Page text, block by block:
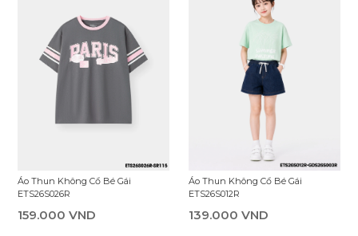
Áo Thun Không Cổ Bé Gái
ETS26S026R
159.000 VND
Áo Thun Không Cổ Bé Gái
ETS26S012R
139.000 VND